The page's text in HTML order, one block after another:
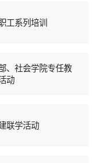
工系列培训
、社会学院专任教
动
联学活动